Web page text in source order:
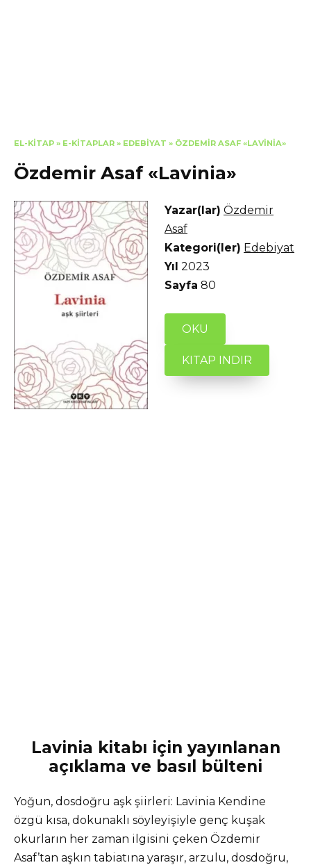
EL-KITAP » E-KITAPLAR » EDEBIYAT » ÖZDEMIR ASAF «LAVINIA»
Özdemir Asaf «Lavinia»
Yazar(lar) Özdemir
Asaf
Kategori(ler) Edebiyat
Yıl 2023
Sayfa 80
OKU
KITAP INDIR
Lavinia kitabı için yayınlanan
açıklama ve basıl bülteni
Yoğun, dosdoğru aşk şiirleri: Lavinia Kendine
özgü kısa, dokunaklı söyleyişiyle genç kuşak
okurların her zaman ilgisini çeken Özdemir
Asaf’tan aşkın tabiatına yaraşır, arzulu, dosdoğru,